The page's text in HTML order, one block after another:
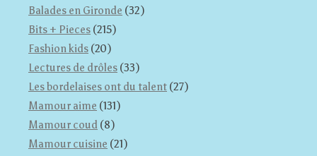
Balades en Gironde (32)
Bits + Pieces (215)
Fashion kids (20)
Lectures de drôles (33)
Les bordelaises ont du talent (27)
Mamour aime (131)
Mamour coud (8)
Mamour cuisine (21)